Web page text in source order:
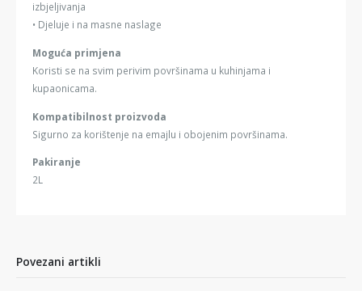
izbjeljivanja
• Djeluje i na masne naslage
Moguća primjena
Koristi se na svim perivim površinama u kuhinjama i
kupaonicama.
Kompatibilnost proizvoda
Sigurno za korištenje na emajlu i obojenim površinama.
Pakiranje
2L
Povezani artikli